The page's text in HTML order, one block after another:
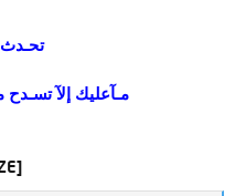
مـآعليك إلآ تسـدح